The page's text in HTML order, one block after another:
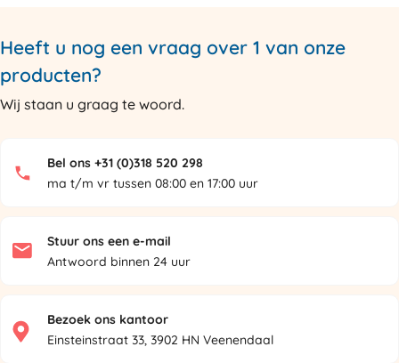
Heeft u nog een vraag over 1 van onze
producten?
Wij staan u graag te woord.
Bel ons +31 (0)318 520 298
ma t/m vr tussen 08:00 en 17:00 uur
Stuur ons een e-mail
Antwoord binnen 24 uur
Bezoek ons kantoor
Einsteinstraat 33, 3902 HN Veenendaal